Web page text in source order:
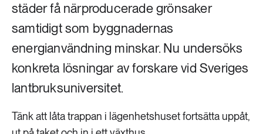
städer få närproducerade grönsaker
samtidigt som byggnadernas
energianvändning minskar. Nu undersöks
konkreta lösningar av forskare vid Sveriges
lantbruksuniversitet.
Tänk att låta trappan i lägenhetshuset fortsätta uppåt,